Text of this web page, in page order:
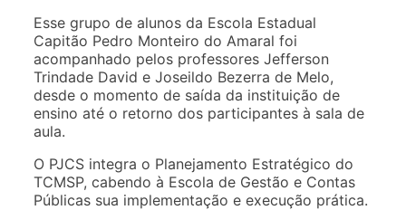
Esse grupo de alunos da Escola Estadual
Capitão Pedro Monteiro do Amaral foi
acompanhado pelos professores Jefferson
Trindade David e Joseildo Bezerra de Melo,
desde o momento de saída da instituição de
ensino até o retorno dos participantes à sala de
aula.
O PJCS integra o Planejamento Estratégico do
TCMSP, cabendo à Escola de Gestão e Contas
Públicas sua implementação e execução prática.